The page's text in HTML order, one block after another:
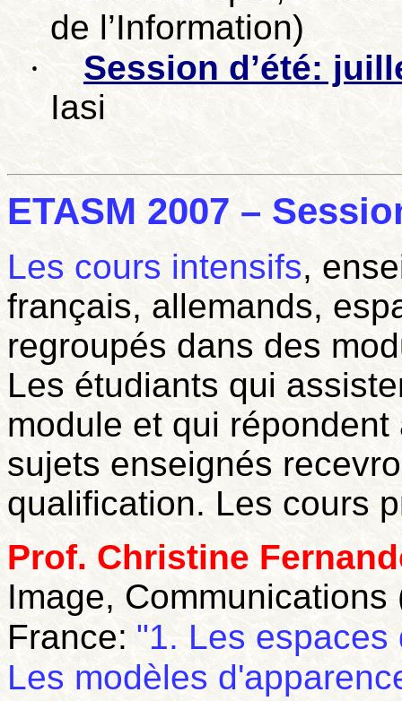
de l’Information)
·
Session d’été:
Iasi
ETASM 2007 –
Les cours intensifs,
français, allemands,
regroupés dans des
Les étudiants qui
module et qui
sujets enseignés
qualification. Les cours
Prof. Christine
Image,
France: "1. Les espaces
Les modèles